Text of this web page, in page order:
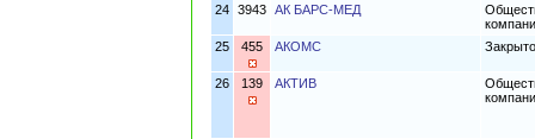
24 3943 АК БАРС-МЕД
25
455 АКОМС
26 139 АКТИВ